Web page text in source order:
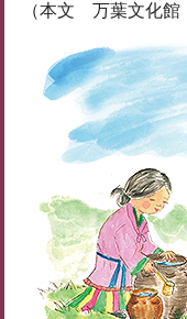
（本文 万葉文化館